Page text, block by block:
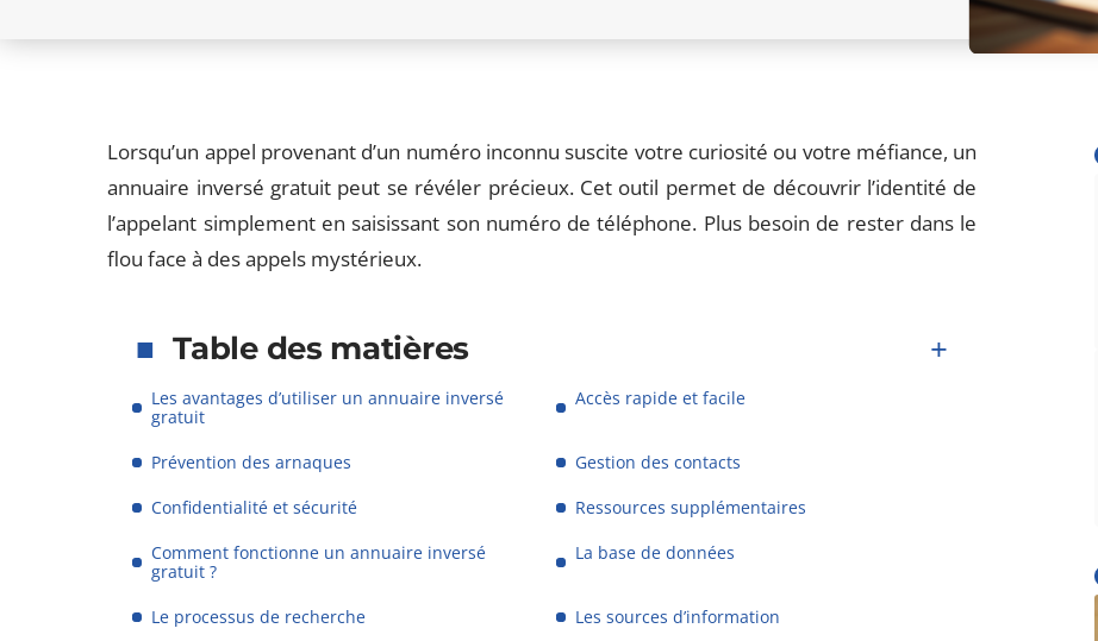
Lorsqu’un appel provenant d’un numéro inconnu suscite votre curiosité ou votre méfiance, un
annuaire inversé gratuit peut se révéler précieux. Cet outil permet de découvrir l’identité de
l’appelant simplement en saisissant son numéro de téléphone. Plus besoin de rester dans le
flou face à des appels mystérieux.
Table des matières
Les avantages d’utiliser un annuaire inversé
gratuit
Accès rapide et facile
Prévention des arnaques
Gestion des contacts
Confidentialité et sécurité
Ressources supplémentaires
Comment fonctionne un annuaire inversé
gratuit ?
La base de données
Le processus de recherche
Les sources d’information